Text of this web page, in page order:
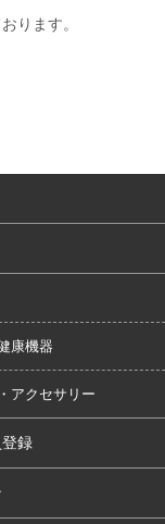
ります。
康機器
アクセサリー
録